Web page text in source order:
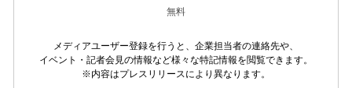
無料
メディアユーザー登録を行うと、企業担当者の連絡先や、
イベント・記者会見の情報など様々な特記情報を閲覧できます。
※内容はプレスリリースにより異なります。